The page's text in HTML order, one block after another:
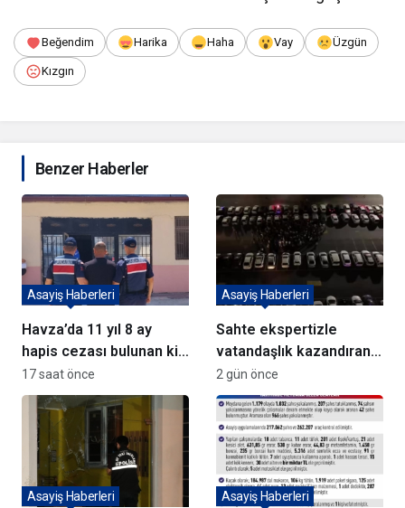
Beğendim Harika Haha Vay Üzgün
Kızgın
Benzer Haberler
Havza’da 11 yıl 8 ay
hapis cezası bulunan kişi
yakalandı
Asayiş Haberleri
17 saat önce
Sahte ekspertizle
vatandaşlık kazandıran
72 şüpheli adliyeye sevk
edildi
Asayiş Haberleri
2 gün önce
Asayiş Haberleri Asayiş Haberleri